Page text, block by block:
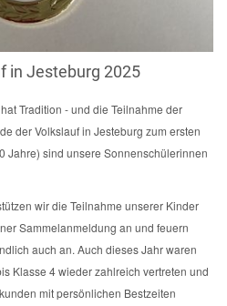
in Jesteburg 2025
hat Tradition - und die Teilnahme der
der Volkslauf in Jesteburg zum ersten
Jahre) sind unsere Sonnenschülerinnen
wir die Teilnahme unserer Kinder
Sammelanmeldung an und feuern
auch an. Auch dieses Jahr waren
Klasse 4 wieder zahlreich vertreten und
mit persönlichen Bestzeiten